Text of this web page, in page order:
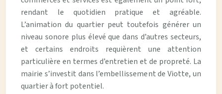
rendant le quotidien pratique et agréable.
L’animation du quartier peut toutefois générer un
niveau sonore plus élevé que dans d’autres secteurs,
et certains endroits requièrent une attention
particulière en termes d’entretien et de propreté. La
mairie s’investit dans l’embellissement de Viotte, un
quartier à fort potentiel.